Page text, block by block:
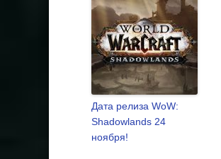
Дата релиза WoW:
Shadowlands 24
ноября!